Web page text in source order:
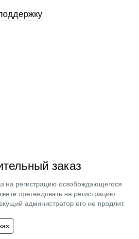
заказ
на регистрацию освобождающегося
претендовать на регистрацию
администратор его не продлит.